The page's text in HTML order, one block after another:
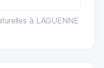
à LAGUENNE